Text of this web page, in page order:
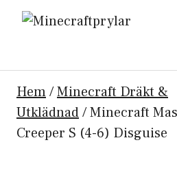
Hoppa
Hem/Minecraft Dräkt &
Utklädnad/ Minecraft
Creeper S (4-6) Disguise